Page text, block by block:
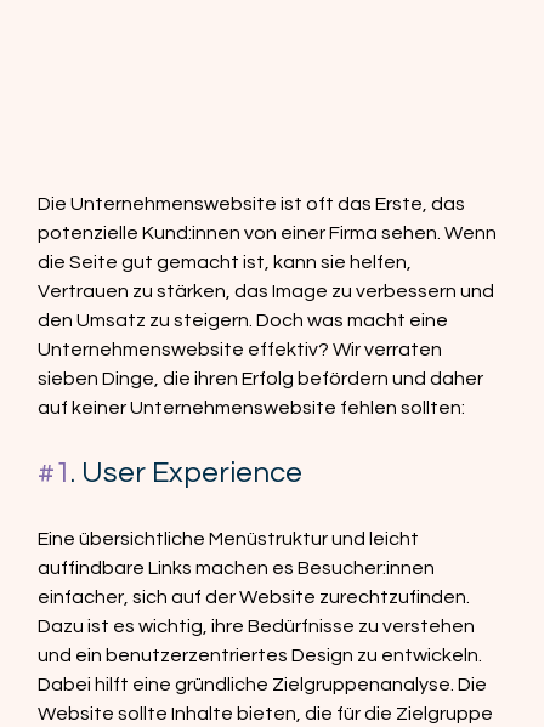
Die Unternehmenswebsite ist oft das Erste, das
potenzielle Kund:innen von einer Firma sehen. Wenn
die Seite gut gemacht ist, kann sie helfen,
Vertrauen zu stärken, das Image zu verbessern und
den Umsatz zu steigern. Doch was macht eine
Unternehmenswebsite effektiv? Wir verraten
sieben Dinge, die ihren Erfolg befördern und daher
auf keiner Unternehmenswebsite fehlen sollten:
#1 . User Experience
Eine übersichtliche Menüstruktur und leicht
auffindbare Links machen es Besucher:innen
einfacher, sich auf der Website zurechtzufinden.
Dazu ist es wichtig, ihre Bedürfnisse zu verstehen
und ein benutzerzentriertes Design zu entwickeln.
Dabei hilft eine gründliche Zielgruppenanalyse. Die
Website sollte Inhalte bieten, die für die Zielgruppe